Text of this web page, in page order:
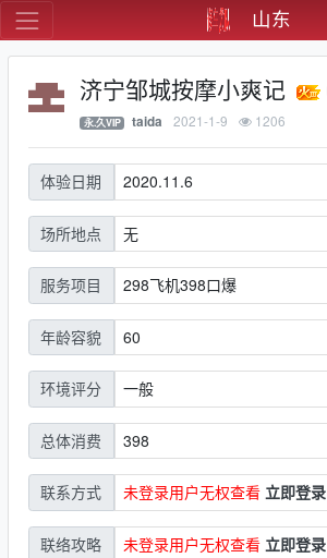
山东
济宁邹城按摩小爽记
永.久VIP taida 2021-1-9 1206
体验日期 2020.11.6
场所地点 无
服务项目 298飞机398口爆
年龄容貌 60
环境评分 一般
总体消费 398
联系方式 未登录用户无权查看 立即登录
联络攻略 未登录用户无权查看 立即登录